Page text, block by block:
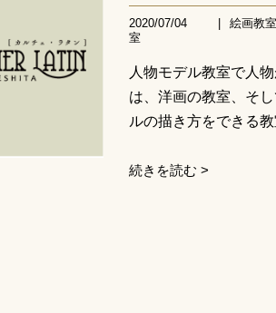
2020/07/04
絵画教室
室
人物モデル教室で人
は、洋画の教室、そ
ルの描き方をできる
続きを読む >